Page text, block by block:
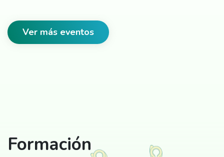
Ver más eventos
Formación